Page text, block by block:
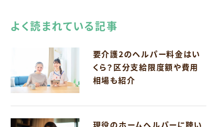
よく読まれている記事
要介護2のヘルパー料金はい
くら？区分支給限度額や費用
相場も紹介